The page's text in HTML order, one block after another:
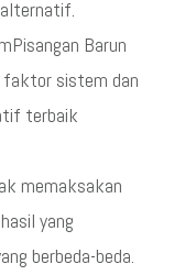
Barun
faktor sistem dan
terbaik
memaksakan
yang
berbeda-beda.